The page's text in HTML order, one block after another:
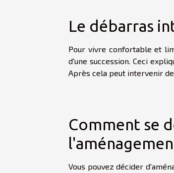
Le débarras
Pour vivre confortable et
d'une succession. Ceci
Après cela peut intervenir
Comment se
Vous pouvez décider